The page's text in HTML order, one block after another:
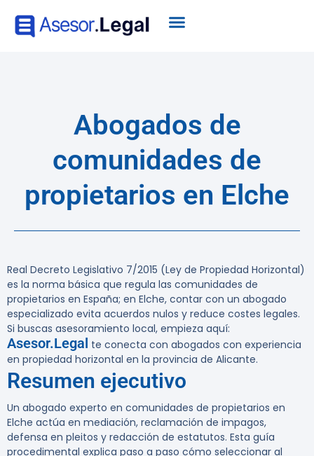
Abogados de
comunidades de
propietarios en Elche
Real Decreto Legislativo 7/2015 (Ley de Propiedad Horizontal)
es la norma básica que regula las comunidades de
propietarios en España; en Elche, contar con un abogado
especializado evita acuerdos nulos y reduce costes legales.
Si buscas asesoramiento local, empieza aquí:
Asesor.Legal te conecta con abogados con experiencia
en propiedad horizontal en la provincia de Alicante.
Resumen ejecutivo
Un abogado experto en comunidades de propietarios en
Elche actúa en mediación, reclamación de impagos,
defensa en pleitos y redacción de estatutos. Esta guía
procedimental explica paso a paso cómo seleccionar al